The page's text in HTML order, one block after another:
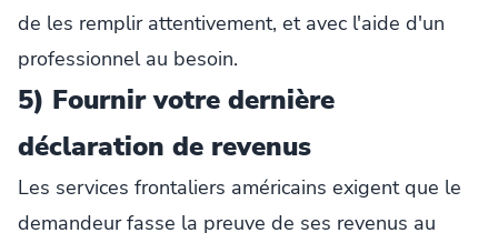
de les remplir attentivement, et avec l'aide d'un
professionnel au besoin.
5) Fournir votre dernière
déclaration de revenus
Les services frontaliers américains exigent que le
demandeur fasse la preuve de ses revenus au